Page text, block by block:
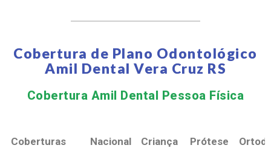
Cobertura de Plano Odontológico
Amil Dental Vera Cruz RS
Cobertura Amil Dental Pessoa Física​
Coberturas
Nacional Criança Prótese